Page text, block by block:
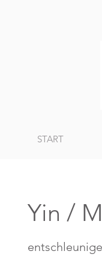
START
Yin /